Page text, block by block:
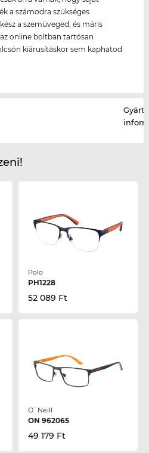
a számodra szükséges
a szemüveged, és máris
online boltban tartósan
kiárusításkor sem kaphatod
Polo
PH1228
52 089 Ft
O`Neill
ON 962065
49 179 Ft